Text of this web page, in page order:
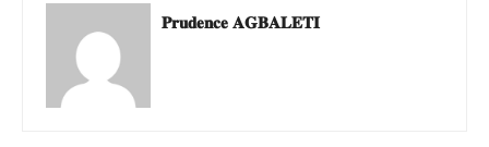
𝐏𝐫𝐮𝐝𝐞𝐧𝐜𝐞 𝐀𝐆𝐁𝐀𝐋𝐄𝐓𝐈